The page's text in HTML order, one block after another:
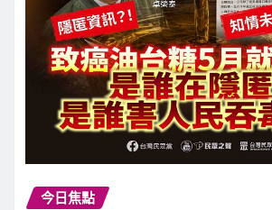
今日焦點